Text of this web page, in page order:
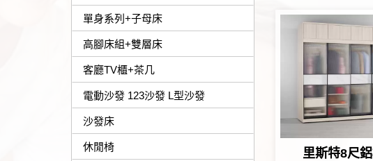
單身系列+子母床
高腳床組+雙層床
客廳TV櫃+茶几
電動沙發 123沙發 L型沙發
沙發床
休閒椅 里斯特8尺